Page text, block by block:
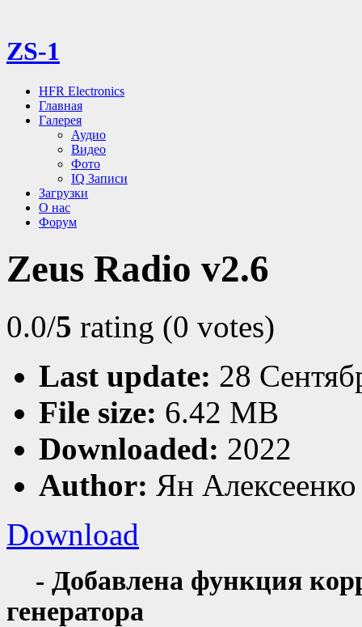
ZS-1
HFR Electronics
Главная
Галерея
Аудио
Видео
Фото
IQ Записи
Загрузки
О нас
Форум
Zeus Radio v2.6
0.0/5 rating (0 votes)
Last update: 28
File size: 6.42 MB
Downloaded: 2022
Author: Ян Алексеенко
Download
- Добавлена функция
генератора